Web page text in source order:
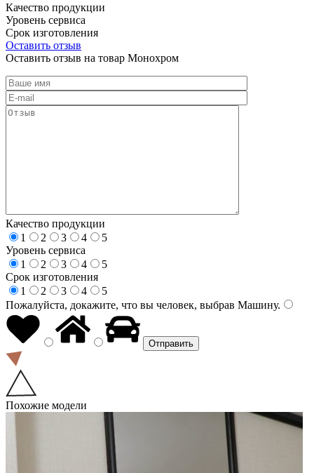
Качество продукции
Уровень сервиса
Срок изготовления
Оставить отзыв
Оставить отзыв на товар Монохром
Качество продукции
1
2 3 4
5
Уровень сервиса
1
2 3 4
5
Срок изготовления
1
2 3 4
5
Пожалуйста, докажите, что вы человек, выбрав Машину.
Похожие модели